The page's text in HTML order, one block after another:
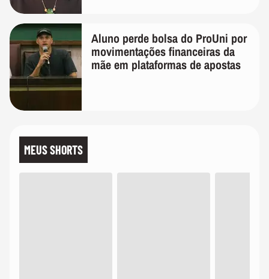
Aluno perde bolsa do ProUni por
movimentações financeiras da
mãe em plataformas de apostas
MEUS SHORTS